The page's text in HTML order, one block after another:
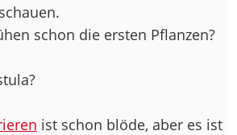
schon die ersten Pflanzen?
ist schon blöde, aber es ist